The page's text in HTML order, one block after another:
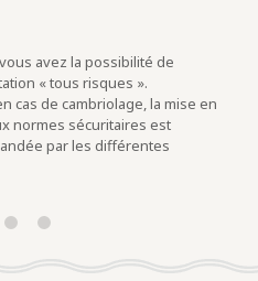
avez la possibilité de
« tous risques ».
cas de cambriolage, la mise en
normes sécuritaires est
par les différentes